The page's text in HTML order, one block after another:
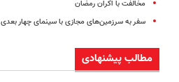
مخالفت با اکران رمضان
سفر به سرزمین‌های مجازی با سینمای چهار بعدی
مطالب پیشنهادی